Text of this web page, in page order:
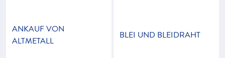
ANKAUF VON
ALTMETALL
BLEI UND BLEIDRAHT